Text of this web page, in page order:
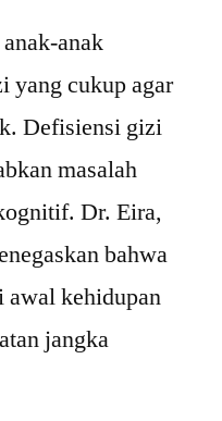
anak
yang cukup agar
Defisiensi gizi
masalah
Dr. Eira,
bahwa
awal kehidupan
jangka